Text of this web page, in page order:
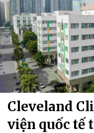
Cleveland
viện quốc tế